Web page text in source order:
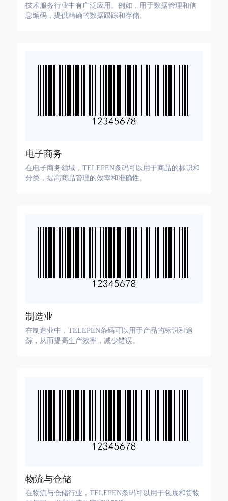
技术服务行业中有广泛应用。例如，用于数据管理和信
息编码，提供精确的数据跟踪和存储。
电子商务
在电子商务领域，TELEPEN条码可以用于商品的标识和
分类，提高商品管理的效率和准确性。
制造业
在制造业中，TELEPEN条码可以用于产品的标识和追
踪，从而提高生产效率，减少错误。
物流与仓储
在物流与仓储行业，TELEPEN条码可以用于包裹和货物